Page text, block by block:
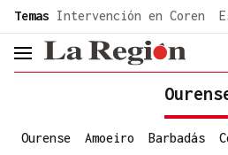
common.go-to-content
Temas Intervención en Coren
header.menu.open
Ourense Amoeiro Barbadás